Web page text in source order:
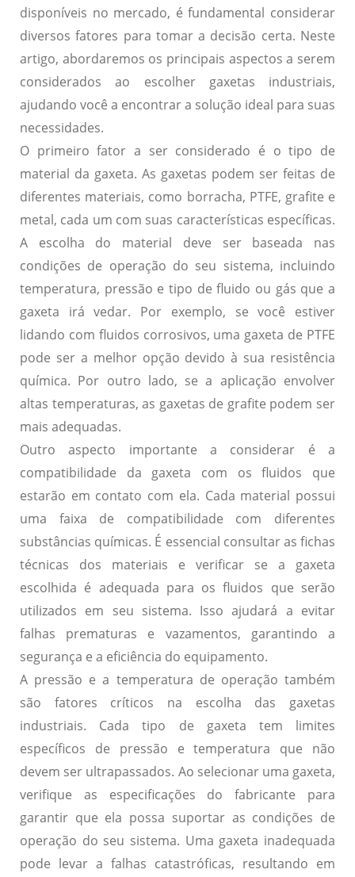
disponíveis no mercado, é fundamental considerar
diversos fatores para tomar a decisão certa. Neste
artigo, abordaremos os principais aspectos a serem
considerados ao escolher gaxetas industriais,
ajudando você a encontrar a solução ideal para suas
necessidades.
O primeiro fator a ser considerado é o tipo de
material da gaxeta. As gaxetas podem ser feitas de
diferentes materiais, como borracha, PTFE, grafite e
metal, cada um com suas características específicas.
A escolha do material deve ser baseada nas
condições de operação do seu sistema, incluindo
temperatura, pressão e tipo de fluido ou gás que a
gaxeta irá vedar. Por exemplo, se você estiver
lidando com fluidos corrosivos, uma gaxeta de PTFE
pode ser a melhor opção devido à sua resistência
química. Por outro lado, se a aplicação envolver
altas temperaturas, as gaxetas de grafite podem ser
mais adequadas.
Outro aspecto importante a considerar é a
compatibilidade da gaxeta com os fluidos que
estarão em contato com ela. Cada material possui
uma faixa de compatibilidade com diferentes
substâncias químicas. É essencial consultar as fichas
técnicas dos materiais e verificar se a gaxeta
escolhida é adequada para os fluidos que serão
utilizados em seu sistema. Isso ajudará a evitar
falhas prematuras e vazamentos, garantindo a
segurança e a eficiência do equipamento.
A pressão e a temperatura de operação também
são fatores críticos na escolha das gaxetas
industriais. Cada tipo de gaxeta tem limites
específicos de pressão e temperatura que não
devem ser ultrapassados. Ao selecionar uma gaxeta,
verifique as especificações do fabricante para
garantir que ela possa suportar as condições de
operação do seu sistema. Uma gaxeta inadequada
pode levar a falhas catastróficas, resultando em